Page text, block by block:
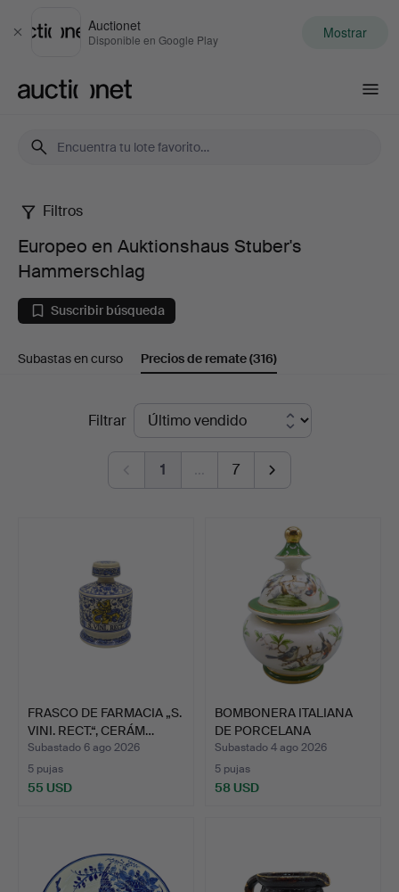
Cerrar
Auctionet
Disponible en Google Play Mostrar
Europeo
en
Auktionshaus
Stuber's
Filtros
Europeo en Auktionshaus Stuber's
Hammerschlag
Suscribir búsqueda
Subastas en curso Precios de remate(316)
Filtrar
1 … 7
FRASCO DE FARMACIA „S.
VINI. RECT.“, CERÁM…
Subastado 6 ago 2026
5 pujas
55 USD
BOMBONERA ITALIANA
DE PORCELANA
FLORENTINA…
Subastado 4 ago 2026
5 pujas
58 USD